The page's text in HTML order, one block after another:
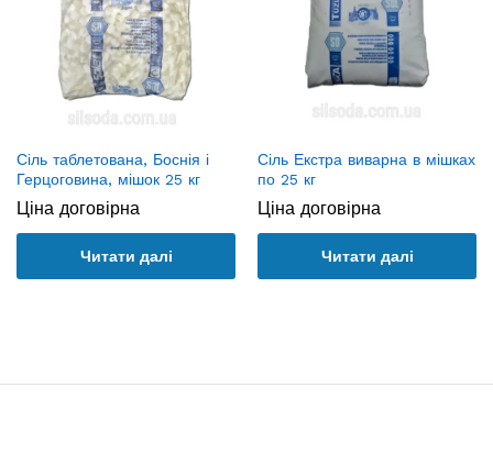
Сіль таблетована, Боснія і
Герцоговина, мішок 25 кг
Ціна договірна
Читати далі
Сіль Екстра виварна в мішках
по 25 кг
Ціна договірна
Читати далі